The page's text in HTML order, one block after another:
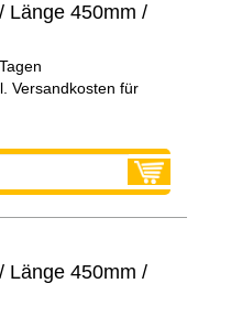
Länge 450mm /
Versandkosten für
Länge 450mm /